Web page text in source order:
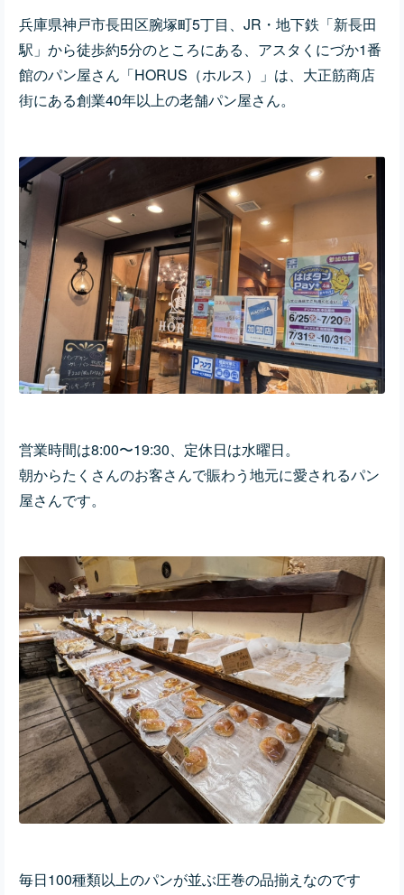
兵庫県神戸市長田区腕塚町5丁目、JR・地下鉄「新長田
駅」から徒歩約5分のところにある、アスタくにづか1番
館のパン屋さん「HORUS（ホルス）」は、大正筋商店
街にある創業40年以上の老舗パン屋さん。
営業時間は8:00〜19:30、定休日は水曜日。
朝からたくさんのお客さんで賑わう地元に愛されるパン
屋さんです。
毎日100種類以上のパンが並ぶ圧巻の品揃えなのです